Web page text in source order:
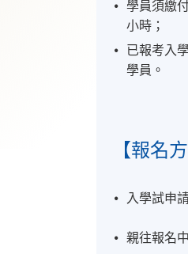
學員須繳
小時；
已報考入
學員。
【報名
入學試申
親往報名